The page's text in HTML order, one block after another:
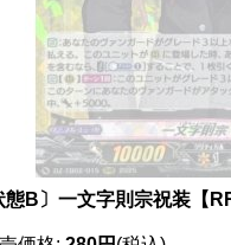
態B〕一文字則宗祝装【